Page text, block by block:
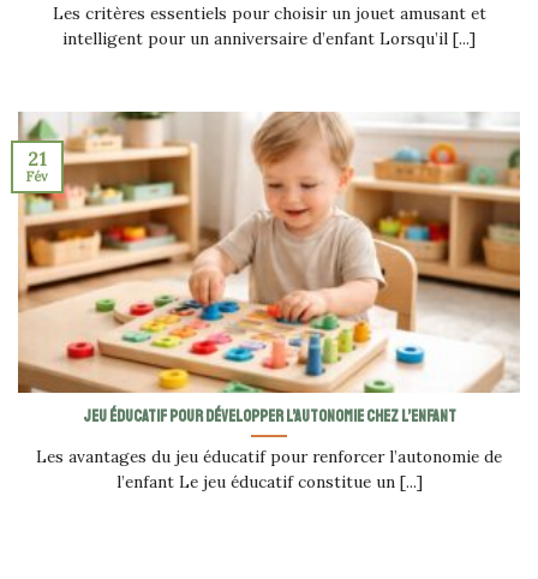
Les critères essentiels pour choisir un jouet amusant et
intelligent pour un anniversaire d’enfant Lorsqu’il [...]
Jeu éducatif pour développer l’autonomie chez l’enfant
Les avantages du jeu éducatif pour renforcer l’autonomie de
l’enfant Le jeu éducatif constitue un [...]
21
Fév